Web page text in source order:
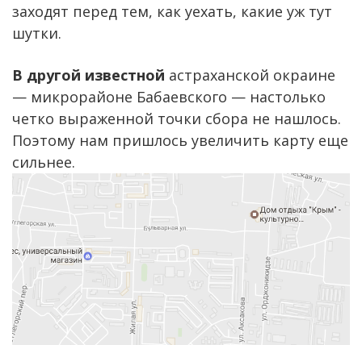
заходят перед тем, как уехать, какие уж тут
шутки.
В другой известной астраханской окраине
— микрорайоне Бабаевского — настолько
четко выраженной точки сбора не нашлось.
Поэтому нам пришлось увеличить карту еще
сильнее.